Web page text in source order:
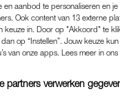
en aanbod te personaliseren en
Ook content van 13 externe
keuze in. Door op "Akkoord" te
op “Instellen”. Jouw keuze
van onze apps. Lees meer in
partners verwerken